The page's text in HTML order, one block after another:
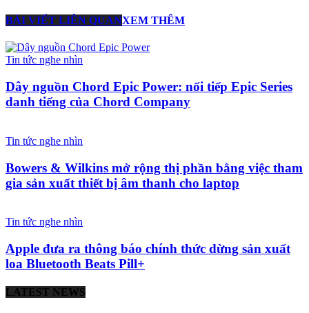
BÀI VIẾT LIÊN QUANXEM THÊM
Tin tức nghe nhìn
Dây nguồn Chord Epic Power: nối tiếp Epic Series
danh tiếng của Chord Company
Tin tức nghe nhìn
Bowers & Wilkins mở rộng thị phần bằng việc tham
gia sản xuất thiết bị âm thanh cho laptop
Tin tức nghe nhìn
Apple đưa ra thông báo chính thức dừng sản xuất
loa Bluetooth Beats Pill+
LATEST NEWS